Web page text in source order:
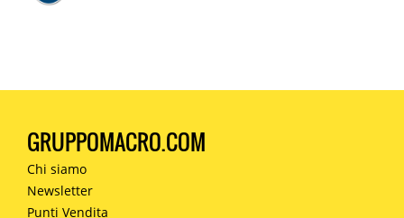
GRUPPOMACRO.COM
Chi siamo
Newsletter
Punti Vendita